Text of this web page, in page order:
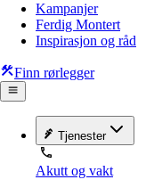
Kampanjer
Ferdig Montert
Inspirasjon og råd
Finn rørlegger
Tjenester
Akutt og vakt